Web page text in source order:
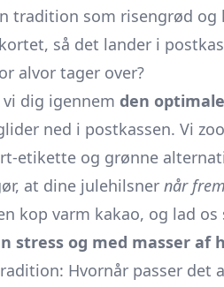
tradition som risengrød og
så det lander i
alvor tager over?
dig igennem den
ned i postkassen. Vi
etikette og grønne
at dine julehilsner når
kop varm kakao, og lad
stress og med masser af
Hvornår passer det